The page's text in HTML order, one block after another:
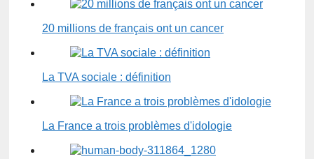
20 millions de français ont un cancer
La TVA sociale : définition
La France a trois problèmes d'idologie